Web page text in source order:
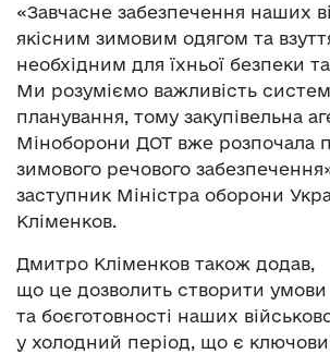
«Завчасне забезпечення наших
якісним зимовим одягом та
необхідним для їхньої безпеки
Ми розуміємо важливість
планування, тому закупівельна
Міноборони ДОТ вже розпочала
зимового речового
заступник Міністра оборони
Кліменков.
Дмитро Кліменков також додав,
що це дозволить створити
та боєготовності наших
у холодний період, що є